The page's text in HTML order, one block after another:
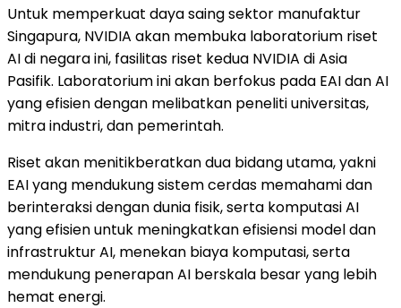
Untuk memperkuat daya saing sektor manufaktur
Singapura, NVIDIA akan membuka laboratorium riset
AI di negara ini, fasilitas riset kedua NVIDIA di Asia
Pasifik. Laboratorium ini akan berfokus pada EAI dan AI
yang efisien dengan melibatkan peneliti universitas,
mitra industri, dan pemerintah.
Riset akan menitikberatkan dua bidang utama, yakni
EAI yang mendukung sistem cerdas memahami dan
berinteraksi dengan dunia fisik, serta komputasi AI
yang efisien untuk meningkatkan efisiensi model dan
infrastruktur AI, menekan biaya komputasi, serta
mendukung penerapan AI berskala besar yang lebih
hemat energi.